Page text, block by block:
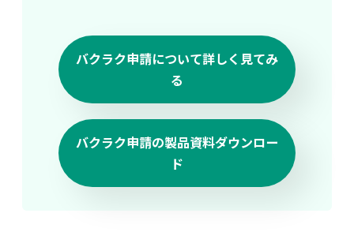
バクラク申請について詳しく見てみ
る
バクラク申請の製品資料ダウンロー
ド